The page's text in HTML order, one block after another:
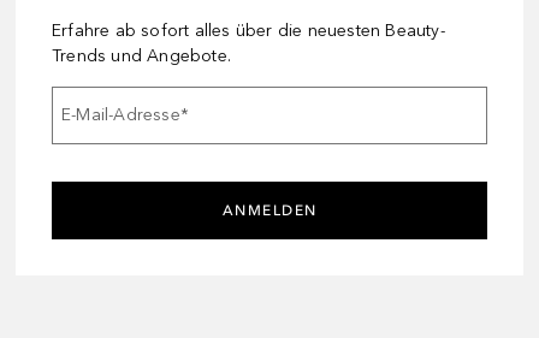
Erfahre ab sofort alles über die neuesten Beauty-
Trends und Angebote.
E-Mail-Adresse*
ANMELDEN